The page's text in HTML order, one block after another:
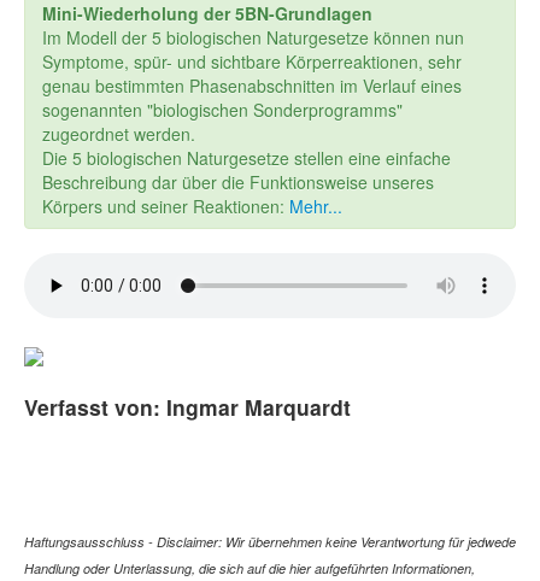
Mini-Wiederholung der 5BN-Grundlagen
Im Modell der 5 biologischen Naturgesetze können nun
Symptome, spür- und sichtbare Körperreaktionen, sehr
genau bestimmten Phasenabschnitten im Verlauf eines
sogenannten "biologischen Sonderprogramms"
zugeordnet werden.
Die 5 biologischen Naturgesetze stellen eine einfache
Beschreibung dar über die Funktionsweise unseres
Körpers und seiner Reaktionen: Mehr...
Verfasst von: Ingmar Marquardt
Haftungsausschluss - Disclaimer: Wir übernehmen keine Verantwortung für jedwede
Handlung oder Unterlassung, die sich auf die hier aufgeführten Informationen,